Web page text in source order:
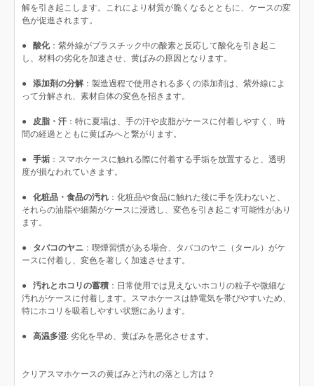
解を引き起こします。これにより材質が脆くなるとともに、ケースの変
色が促進されます。
● 酸化：紫外線がプラスチック中の酸素と反応して酸化を引き起こ
し、材料の劣化を加速させ、黄ばみの原因となります。
● 添加剤の分解 ：製造過程で使用される多くの添加剤は、紫外線によ
って分解され、素材自体の変色を招きます。
● 皮脂・汗 ：特に夏場は、手の汗や皮脂がケースに付着しやすく、時
間の経過とともに黄ばみへと繋がります。
● 手垢 ：スマホケースに触れる際に付着する手垢を放置すると、透明
度が損なわれていきます。
● 化粧品・食品の汚れ ：化粧品や食品に触れた後に手を洗わないと、
それらの油脂や細菌がケースに浸透し、変色を引き起こす可能性があり
ます。
● タバコのヤニ ：喫煙習慣がある場合、タバコのヤニ（タール）がケ
ースに付着し、変色を著しく加速させます。
● 汚れとホコリの蓄積 ：日常使用では見えないホコリの粒子や微細な
汚れがケースに付着します。スマホケースは静電気を帯びやすいため、
特にホコリを吸着しやすい状態にあります。
● 高温多湿: 劣化を早め、黄ばみを悪化させます。
クリアスマホケースの黄ばみと汚れの落とし方は？